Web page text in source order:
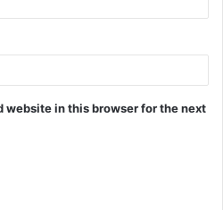
website in this browser for the next